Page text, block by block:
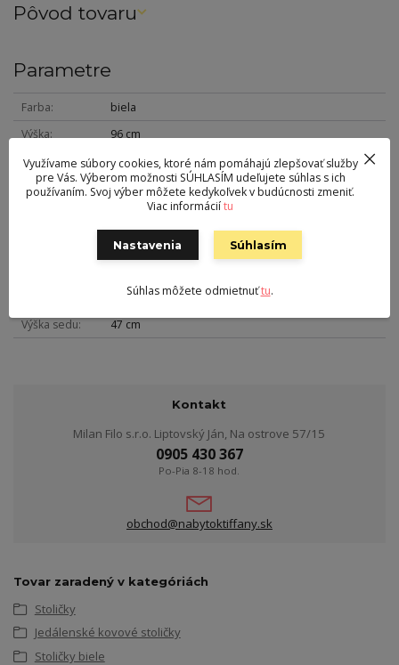
Pôvod tovaru
Parametre
Farba
biela
Výška
96 cm
Šírka
43 cm
Hĺbka
44 cm
kov
ekokoža
Výška sedu
47 cm
Kontakt
Milan Filo s.r.o. Liptovský Ján, Na ostrove 57/15
0905 430 367
Po-Pia 8-18 hod.
obchod@nabytoktiffany.sk
Tovar zaradený v kategóriách
Stoličky
Jedálenské kovové stoličky
Stoličky biele
Využívame súbory cookies, ktoré nám pomáhajú zlepšovať služby
pre Vás. Výberom možnosti SÚHLASÍM udeľujete súhlas s ich
používaním. Svoj výber môžete kedykoľvek v budúcnosti zmeniť.
Viac informáciítu
Nastavenia Súhlasím
Súhlas môžete odmietnuťtu.